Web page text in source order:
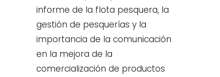
informe de la flota pesquera, la
gestión de pesquerías y la
importancia de la comunicación
en la mejora de la
comercialización de productos